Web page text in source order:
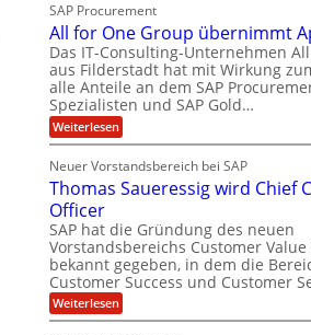
f
b
e
i
I
F
S
i
a
l
i
s
t
J
u
i
a
H
u
b
r
n
e
n
n
t
C
T
O
V
P
S
a
l
-
S
e
c
u
r
i
t
y
y
s
t
m
S
t
e
l
l
a
SAP Procurement
All for One Group übernimmt
Das IT-Consulting-Unternehmen
aus Filderstadt hat mit Wirkung
alle Anteile an dem SAP
Spezialisten und SAP Gold…
Weiterlesen:
A
l
f
O
n
e
G
r
o
u
Neuer Vorstandsbereich bei SAP
Thomas Saueressig wird Chief
Officer
SAP hat die Gründung des neuen
Vorstandsbereichs Customer Value
bekannt gegeben, in dem die
Customer Success und Customer
Weiterlesen:
T